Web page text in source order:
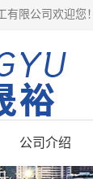
限公司欢迎您！
公司介绍